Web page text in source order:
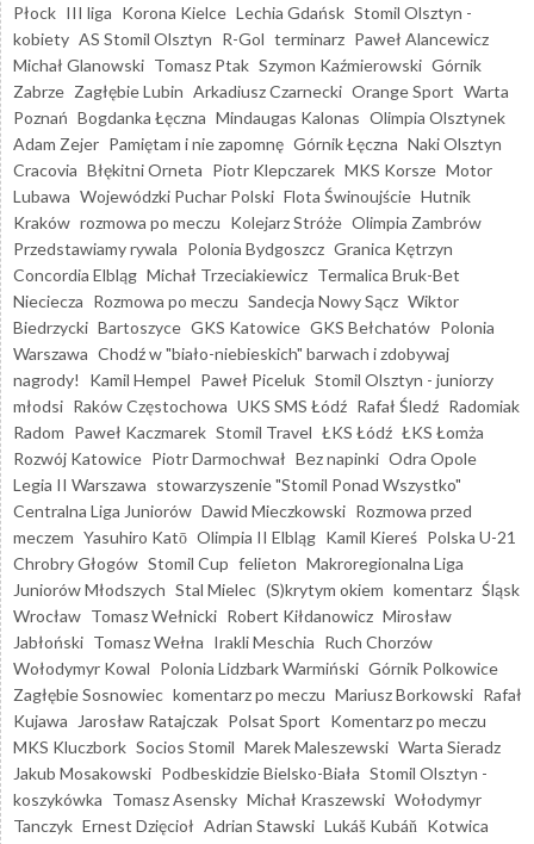
Płock III liga Korona Kielce Lechia Gdańsk Stomil Olsztyn -
kobiety AS Stomil Olsztyn R-Gol terminarz Paweł Alancewicz
Michał Glanowski Tomasz Ptak Szymon Kaźmierowski Górnik
Zabrze Zagłębie Lubin Arkadiusz Czarnecki Orange Sport Warta
Poznań Bogdanka Łęczna Mindaugas Kalonas Olimpia Olsztynek
Adam Zejer Pamiętam i nie zapomnę Górnik Łęczna Naki Olsztyn
Cracovia Błękitni Orneta Piotr Klepczarek MKS Korsze Motor
Lubawa Wojewódzki Puchar Polski Flota Świnoujście Hutnik
Kraków rozmowa po meczu Kolejarz Stróże Olimpia Zambrów
Przedstawiamy rywala Polonia Bydgoszcz Granica Kętrzyn
Concordia Elbląg Michał Trzeciakiewicz Termalica Bruk-Bet
Nieciecza Rozmowa po meczu Sandecja Nowy Sącz Wiktor
Biedrzycki Bartoszyce GKS Katowice GKS Bełchatów Polonia
Warszawa Chodź w "biało-niebieskich" barwach i zdobywaj
nagrody!
Kamil Hempel Paweł Piceluk Stomil Olsztyn - juniorzy
młodsi Raków Częstochowa UKS SMS Łódź Rafał Śledź Radomiak
Radom Paweł Kaczmarek Stomil Travel ŁKS Łódź ŁKS Łomża
Rozwój Katowice Piotr Darmochwał Bez napinki Odra Opole
Legia II Warszawa stowarzyszenie "Stomil Ponad Wszystko"
Centralna Liga Juniorów Dawid Mieczkowski Rozmowa przed
meczem Yasuhiro Katō Olimpia II Elbląg Kamil Kiereś Polska U-21
Chrobry Głogów Stomil Cup felieton Makroregionalna Liga
Juniorów Młodszych Stal Mielec (S)krytym okiem komentarz Śląsk
Wrocław Tomasz Wełnicki Robert Kiłdanowicz Mirosław
Jabłoński Tomasz Wełna Irakli Meschia Ruch Chorzów
Wołodymyr Kowal Polonia Lidzbark Warmiński Górnik Polkowice
Zagłębie Sosnowiec komentarz po meczu Mariusz Borkowski Rafał
Kujawa
Jarosław Ratajczak Polsat Sport Komentarz po meczu
MKS Kluczbork Socios Stomil Marek Maleszewski Warta Sieradz
Jakub Mosakowski Podbeskidzie Bielsko-Biała Stomil Olsztyn -
koszykówka Tomasz Asensky Michał Kraszewski Wołodymyr
Tanczyk Ernest Dzięcioł Adrian Stawski Lukáš Kubáň Kotwica